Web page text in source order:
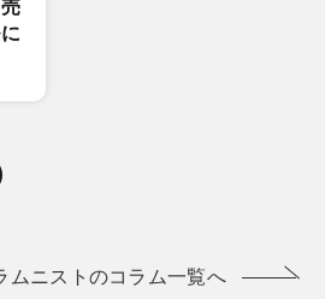
ムニストのコラム一覧へ